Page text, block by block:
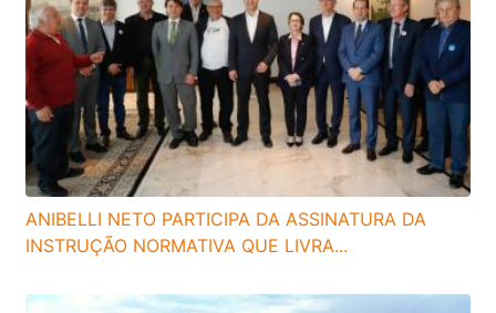
ANIBELLI NETO PARTICIPA DA ASSINATURA DA
INSTRUÇÃO NORMATIVA QUE LIVRA...